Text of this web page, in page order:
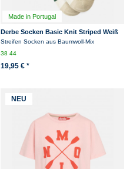
Made in Portugal
Derbe Socken Basic Knit Striped Weiß
Grün Gestreift
Streifen Socken aus Baumwoll-Mix
3844
19,95 € *
NEU